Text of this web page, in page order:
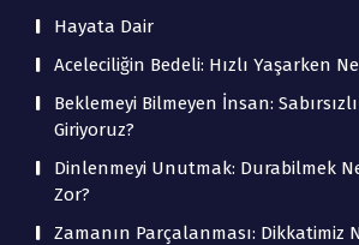
Hayata Dair
Aceleciliğin Bedeli: Hızlı Yaşarken
Beklemeyi Bilmeyen İnsan:
Giriyoruz?
Dinlenmeyi Unutmak: Durabilmek
Zor?
Zamanın Parçalanması: Dikkatimiz